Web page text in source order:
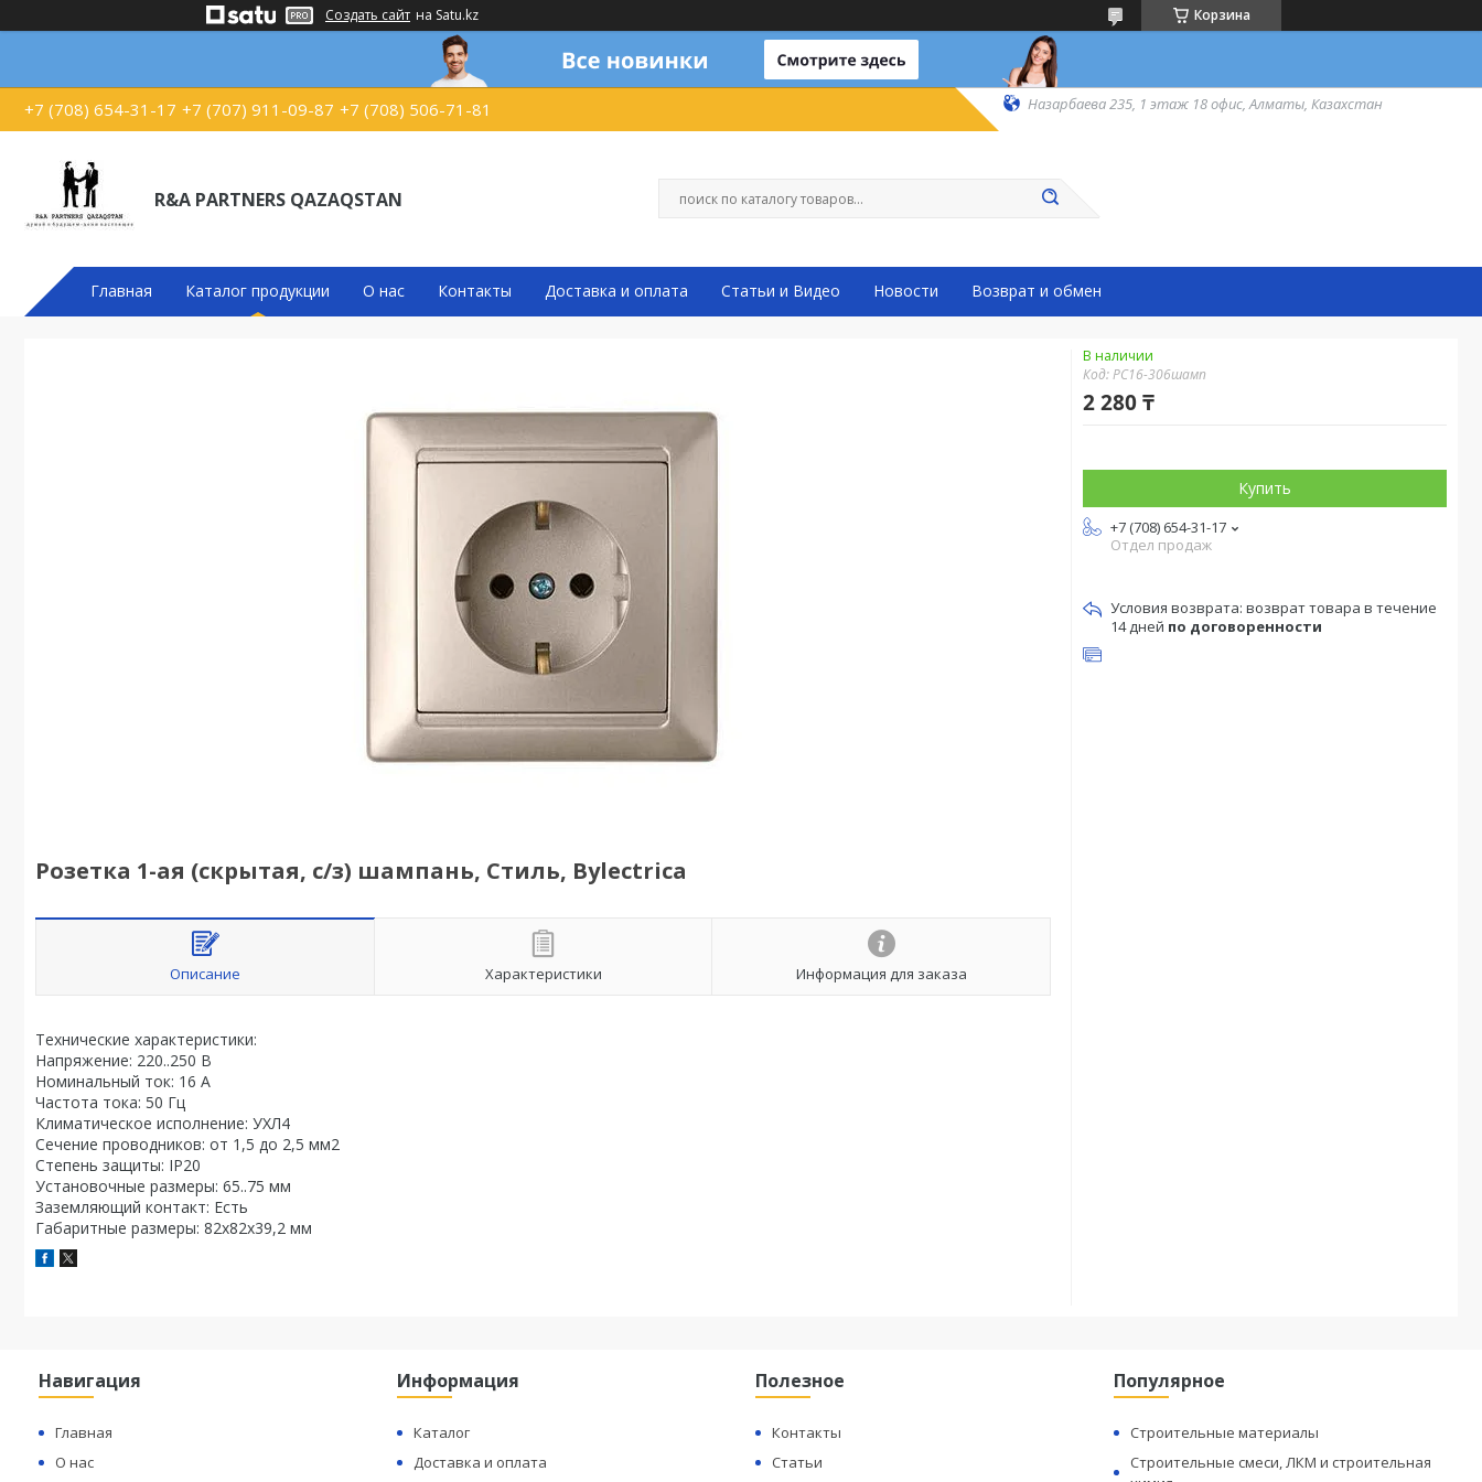
Создать сайт на Satu.kz Корзина
+7 (708) 654-31-17 +7 (707) 911-09-87 +7 (708) 506-71-81 Назарбаева 235, 1 этаж 18 офис, Алматы, Казахстан
R&A PARTNERS QAZAQSTAN
Главная Каталог продукции О нас Контакты Доставка и оплата Статьи и Видео Новости Возврат и обмен
Розетка 1-ая (скрытая, с/з) шампань, Стиль, Bylectrica
Описание Характеристики Информация для заказа
Технические характеристики:
Напряжение: 220..250 В
Номинальный ток: 16 А
Частота тока: 50 Гц
Климатическое исполнение: УХЛ4
Сечение проводников: от 1,5 до 2,5 мм2
Степень защиты: IP20
Установочные размеры: 65..75 мм
Заземляющий контакт: Есть
Габаритные размеры: 82x82x39,2 мм
В наличии
Код:РС16-306шамп
2 280 ₸
Купить
+7 (708) 654-31-17
Отдел продаж
возврат товара в течение
14 дней по договоренности
Навигация
Главная
О нас
Информация
Каталог
Доставка и оплата
Полезное
Контакты
Статьи
Популярное
Строительные материалы
Строительные смеси, ЛКМ и строительная